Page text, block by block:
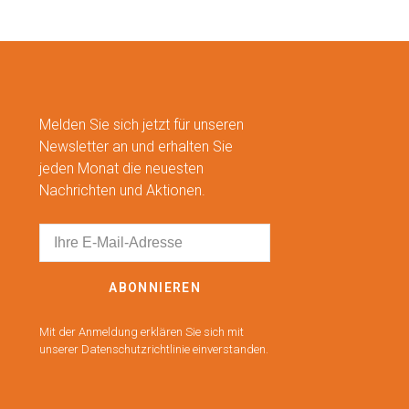
Melden Sie sich jetzt für unseren
Newsletter an und erhalten Sie
jeden Monat die neuesten
Nachrichten und Aktionen.
ABONNIEREN
Mit der Anmeldung erklären Sie sich mit
unserer Datenschutzrichtlinie einverstanden.